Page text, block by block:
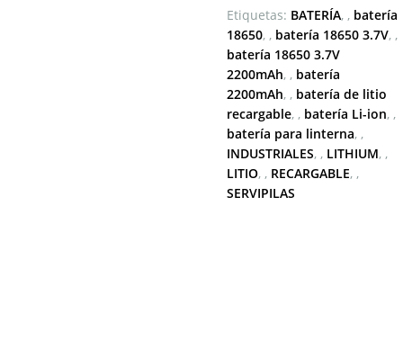
Etiquetas: BATERÍA , batería
18650 , batería 18650 3.7V ,
batería 18650 3.7V
2200mAh , batería
2200mAh , batería de litio
recargable , batería Li-ion ,
batería para linterna ,
INDUSTRIALES , LITHIUM ,
LITIO , RECARGABLE ,
SERVIPILAS